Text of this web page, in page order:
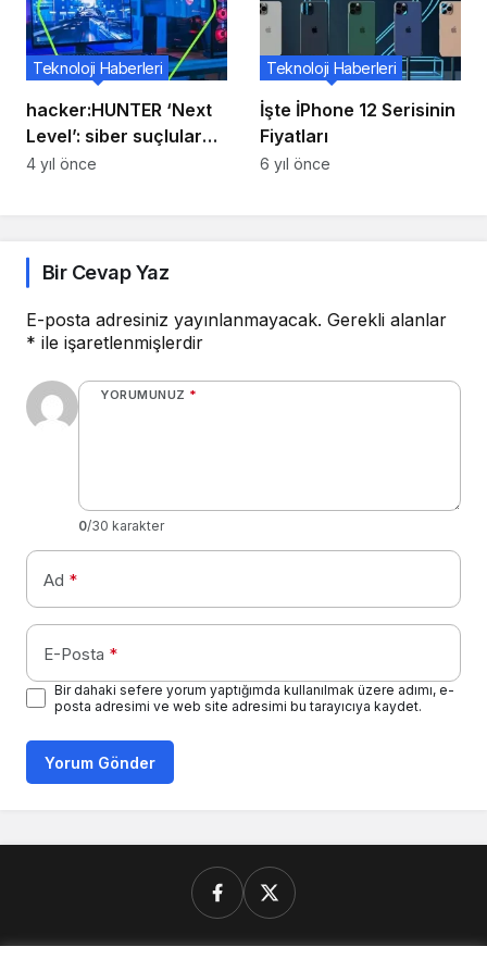
hacker:HUNTER ‘Next
Level’: siber suçlular
için oyun demek, çok
Teknoloji Haberleri
4 yıl önce
İşte İPhone 12 Serisinin
Fiyatları
Teknoloji Haberleri
6 yıl önce
Bir Cevap Yaz
E-posta adresiniz yayınlanmayacak. Gerekli alanlar
* ile işaretlenmişlerdir
YORUMUNUZ *
0/30 karakter
Ad *
E-Posta *
Bir dahaki sefere yorum yaptığımda kullanılmak üzere adımı, e-
posta adresimi ve web site adresimi bu tarayıcıya kaydet.
Yorum Gönder